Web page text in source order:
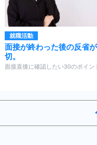
就職活動
面接が終わった後の反省
切。
面接直後に確認したい30のポイン